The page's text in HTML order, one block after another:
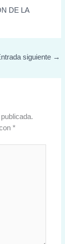
DE LA
siguiente →
*